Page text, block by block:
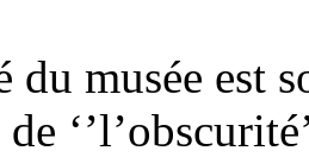
du musée est